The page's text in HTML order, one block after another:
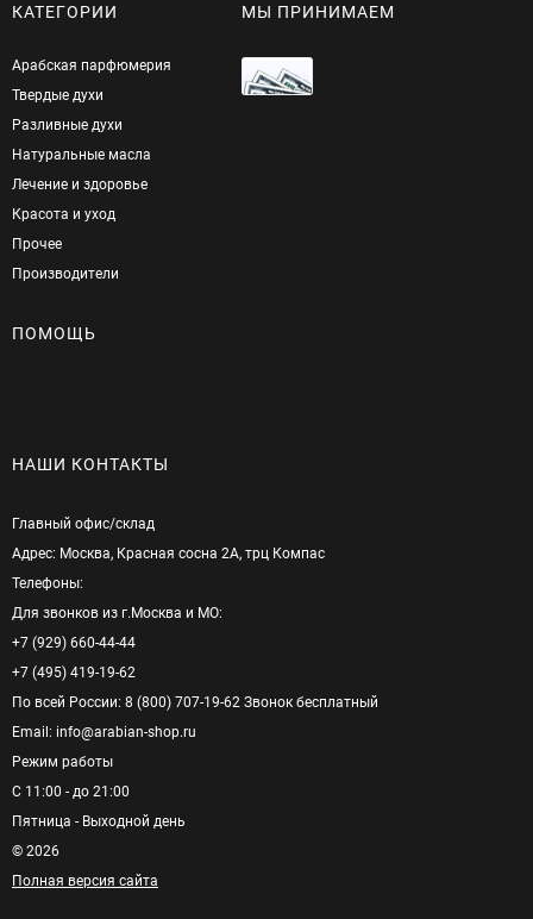
КАТЕГОРИИ
Арабская парфюмерия
Твердые духи
Разливные духи
Натуральные масла
Лечение и здоровье
Красота и уход
Прочее
Производители
МЫ ПРИНИМАЕМ
ПОМОЩЬ
НАШИ КОНТАКТЫ
Главный офис/cклад
Адрес: Москва, Красная сосна 2А, трц Компас
Телефоны:
Для звонков из г.Москва и МО:
+7 (929) 660-44-44
+7 (495) 419-19-62
По всей России: 8 (800) 707-19-62 Звонок бесплатный
Email: info@arabian-shop.ru
Режим pаботы
С 11:00 - до 21:00
Пятница - Выходной день
© 2026
Полная версия сайта